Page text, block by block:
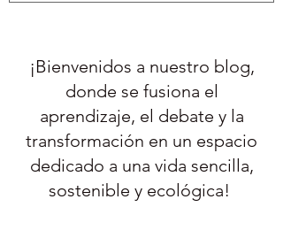
¡Bienvenidos a nuestro blog,
donde se fusiona el
aprendizaje, el debate y la
transformación en un espacio
dedicado a una vida sencilla,
sostenible y ecológica!